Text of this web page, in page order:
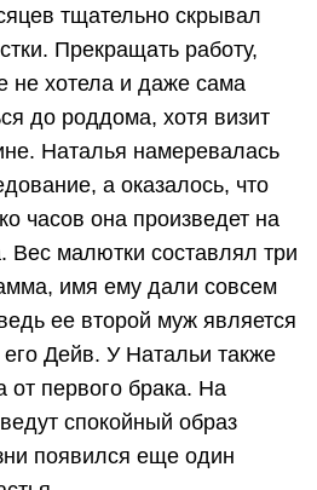
тщательно скрывал
Прекращать работу,
не хотела и даже сама
до роддома, хотя визит
Наталья намеревалась
а оказалось, что
часов она произведет на
Вес малютки составлял три
имя ему дали совсем
ее второй муж является
Дейв. У Натальи также
от первого брака. На
спокойный образ
появился еще один